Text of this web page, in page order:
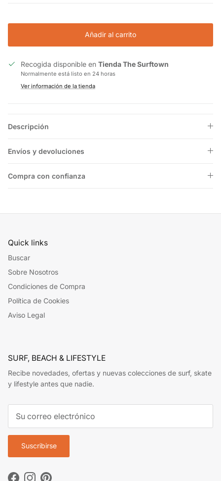
Añadir al carrito
Recogida disponible en Tienda The Surftown
Normalmente está listo en 24 horas
Ver información de la tienda
Descripción
Envíos y devoluciones
Compra con confianza
Quick links
Buscar
Sobre Nosotros
Condiciones de Compra
Política de Cookies
Aviso Legal
SURF, BEACH & LIFESTYLE
Recibe novedades, ofertas y nuevas colecciones de surf, skate
y lifestyle antes que nadie.
Suscribirse